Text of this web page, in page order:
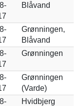
Blåvand
Grønningen,
Blåvand
Grønningen
Grønningen
(Varde)
Hvidbjerg